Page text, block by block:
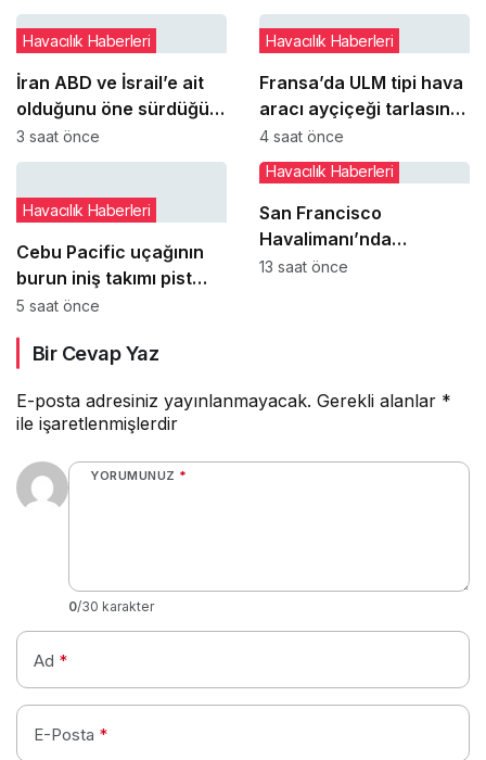
aldığı kitaba övgü
İran ABD ve İsrail’e ait
olduğunu öne sürdüğü
hava araçlarının
enkazlarını sergiledi
Havacılık Haberleri
3 saat önce
Fransa’da ULM tipi hava
aracı ayçiçeği tarlasına
‘paraşüt sistemini’
açarak indi
Havacılık Haberleri
4 saat önce
Cebu Pacific uçağının
burun iniş takımı pist
dönüşünde çim alana
Havacılık Haberleri
5 saat önce
San Francisco
Havalimanı’nda
uçakların paralel
Havacılık Haberleri
13 saat önce
Bir Cevap Yaz
E-posta adresiniz yayınlanmayacak. Gerekli alanlar *
ile işaretlenmişlerdir
YORUMUNUZ *
0/30 karakter
Ad *
E-Posta *